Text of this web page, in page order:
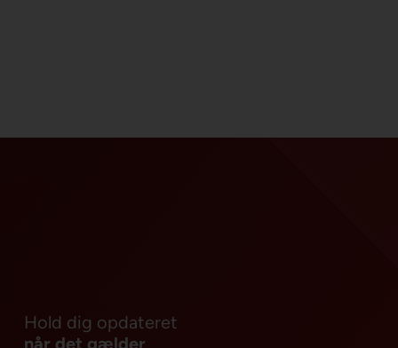
Hold dig opdateret
når det gælder